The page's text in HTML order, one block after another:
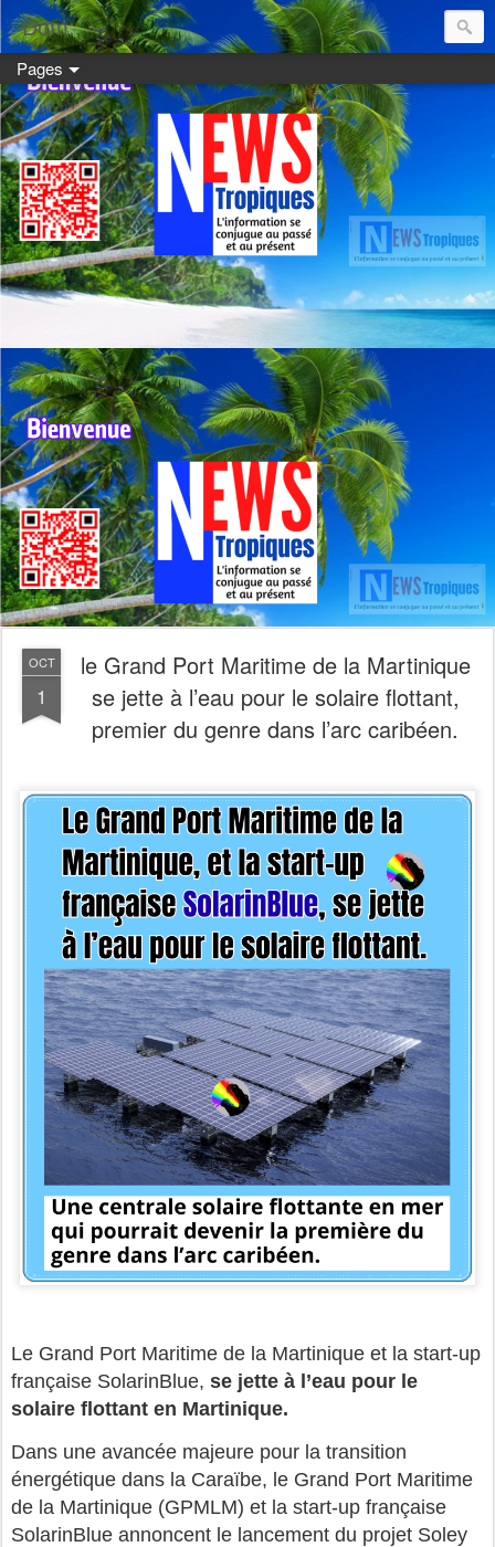
Dom:
Pages
OCT
1
le Grand Port Maritime de la Martinique
se jette à l’eau pour le solaire flottant,
premier du genre dans l’arc caribéen.
Le Grand Port Maritime de la Martinique et la start-up
française SolarinBlue, se jette à l’eau pour le
solaire flottant en Martinique.
Dans une avancée majeure pour la transition
énergétique dans la Caraïbe, le Grand Port Maritime
de la Martinique (GPMLM) et la start-up française
SolarinBlue annoncent le lancement du projet Soley